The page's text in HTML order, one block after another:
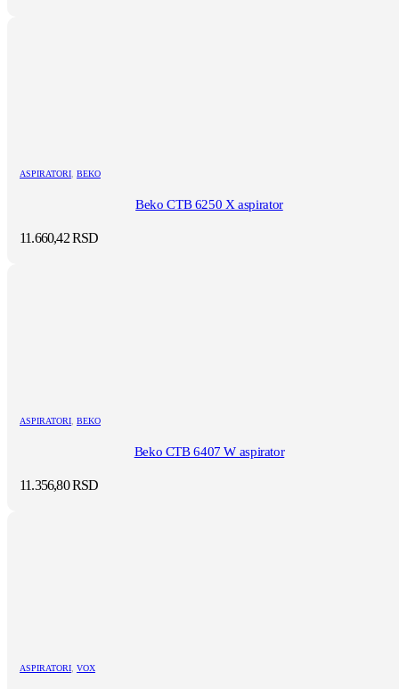
ASPIRATORI BEKO
Beko CTB 6250 X aspirator
11.660,42RSD
ASPIRATORI BEKO
Beko CTB 6407 W aspirator
11.356,80RSD
ASPIRATORI VOX